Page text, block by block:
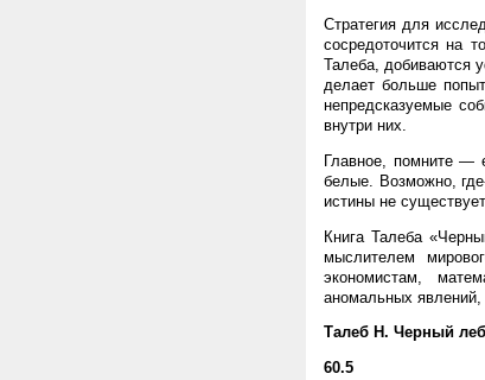
Стратегия для
сосредоточится на
Талеба, добиваются
делает больше
непредсказуемые
внутри них.
Главное, помните —
белые. Возможно,
истины не
Книга Талеба
мыслителем
экономистам,
аномальных явлений,
Талеб Н. Черный
60.5